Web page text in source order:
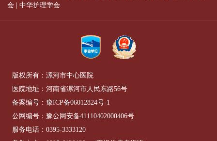
会
中华护理学会
版权所有：漯河市中心医院
医院地址：河南省漯河市人民东路56号
备案编号： 豫ICP备06012824号-1
公网编号： 豫公网安备41110402000406号
服务电话： 0395-3333120